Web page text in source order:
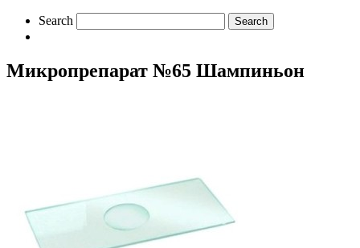
Search
Микропрепарат №65 Шампиньон